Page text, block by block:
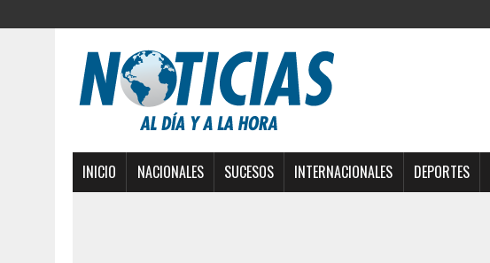
INICIO NACIONALES SUCESOS INTERNACIONALES DEPORTES